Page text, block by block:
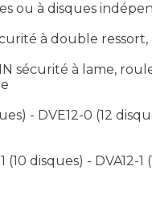
ou à disques
à double
sécurité à lame,
- DVE12-0 (12
disques) - DVA12-1